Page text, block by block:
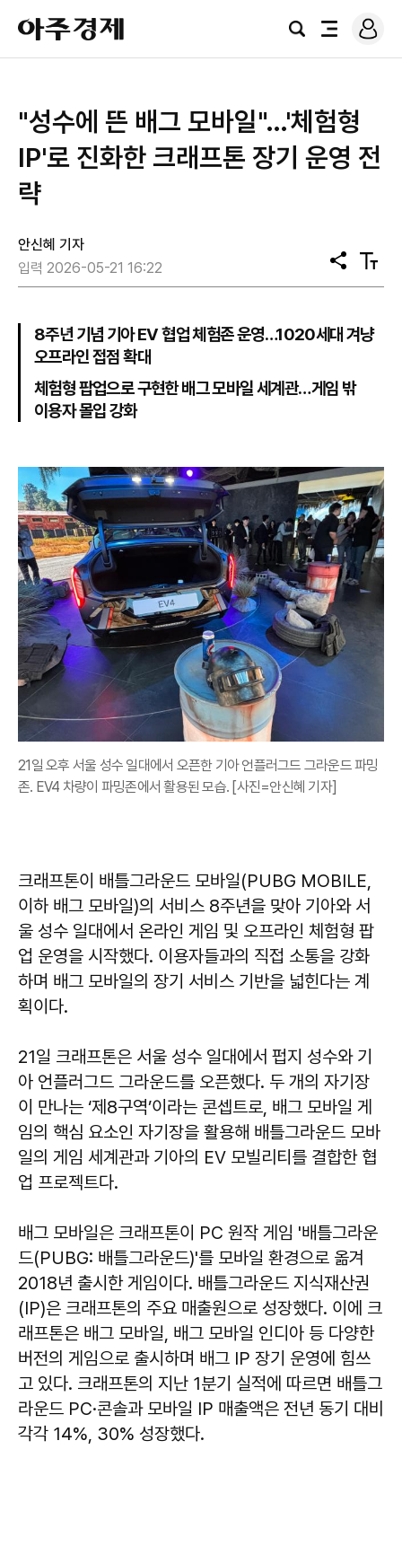
아
주
경
검
전
로
그
"성수에 뜬 배그 모바일"…'체험형
IP'로 진화한 크래프톤 장기 운영 전
략
안신혜 기자
입력 2026-05-21 16:22
공
유
텍
스
기
8주년 기념 기아 EV 협업 체험존 운영…1020세대 겨냥
오프라인 접점 확대
체험형 팝업으로 구현한 배그 모바일 세계관…게임 밖
이용자 몰입 강화
21일 오후 서울 성수 일대에서 오픈한 기아 언플러그드 그라운드 파밍
존. EV4 차량이 파밍존에서 활용된 모습. [사진=안신혜 기자]
크래프톤이 배틀그라운드 모바일(PUBG MOBILE,
이하 배그 모바일)의 서비스 8주년을 맞아 기아와 서
울 성수 일대에서 온라인 게임 및 오프라인 체험형 팝
업 운영을 시작했다. 이용자들과의 직접 소통을 강화
하며 배그 모바일의 장기 서비스 기반을 넓힌다는 계
획이다.
21일 크래프톤은 서울 성수 일대에서 펍지 성수와 기
아 언플러그드 그라운드를 오픈했다. 두 개의 자기장
이 만나는 ‘제8구역’이라는 콘셉트로, 배그 모바일 게
임의 핵심 요소인 자기장을 활용해 배틀그라운드 모바
일의 게임 세계관과 기아의 EV 모빌리티를 결합한 협
업 프로젝트다.
배그 모바일은 크래프톤이 PC 원작 게임 '배틀그라운
드(PUBG: 배틀그라운드)'를 모바일 환경으로 옮겨
2018년 출시한 게임이다. 배틀그라운드 지식재산권
(IP)은 크래프톤의 주요 매출원으로 성장했다. 이에 크
래프톤은 배그 모바일, 배그 모바일 인디아 등 다양한
버전의 게임으로 출시하며 배그 IP 장기 운영에 힘쓰
고 있다. 크래프톤의 지난 1분기 실적에 따르면 배틀그
라운드 PC·콘솔과 모바일 IP 매출액은 전년 동기 대비
각각 14%, 30% 성장했다.